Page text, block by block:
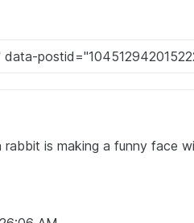
is making a funny face